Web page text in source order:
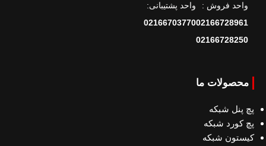
واحد فروش :
02166728961
02166728250
واحد پشتیبانی:
02166703770
محصولات ما
پچ پنل شبکه
پچ کورد شبکه
کیستون شبکه